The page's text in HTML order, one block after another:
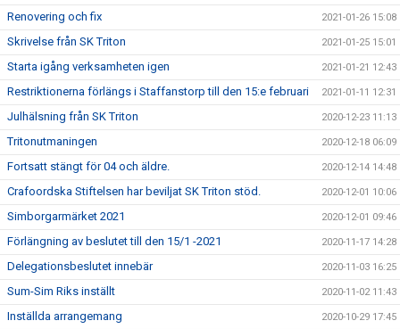
Renovering och fix 2021-01-26 15:08
Skrivelse från SK Triton 2021-01-25 15:01
Starta igång verksamheten igen 2021-01-21 12:43
Restriktionerna förlängs i Staffanstorp till den 15:e februari 2021-01-11 12:31
Julhälsning från SK Triton 2020-12-23 11:13
Tritonutmaningen 2020-12-18 06:09
Fortsatt stängt för 04 och äldre. 2020-12-14 14:48
Crafoordska Stiftelsen har beviljat SK Triton stöd. 2020-12-01 10:06
Simborgarmärket 2021 2020-12-01 09:46
Förlängning av beslutet till den 15/1 -2021 2020-11-17 14:28
Delegationsbeslutet innebär 2020-11-03 16:25
Sum-Sim Riks inställt 2020-11-02 11:43
Inställda arrangemang 2020-10-29 17:45